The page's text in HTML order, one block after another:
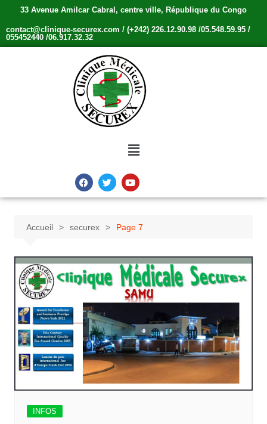
33 Avenue Amilcar Cabral, centre ville, République du Congo
contact@clinique-securex.com / (+242) 226.12.90.98 /05.548.59.95 /
055452440 /06.917.32.32
Accueil securex Page 7
INFOS